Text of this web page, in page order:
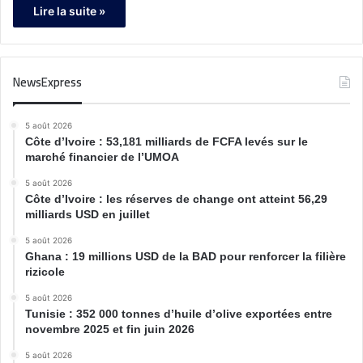
Lire la suite »
NewsExpress
5 août 2026
Côte d’Ivoire : 53,181 milliards de FCFA levés sur le
marché financier de l’UMOA
5 août 2026
Côte d’Ivoire : les réserves de change ont atteint 56,29
milliards USD en juillet
5 août 2026
Ghana : 19 millions USD de la BAD pour renforcer la filière
rizicole
5 août 2026
Tunisie : 352 000 tonnes d’huile d’olive exportées entre
novembre 2025 et fin juin 2026
5 août 2026